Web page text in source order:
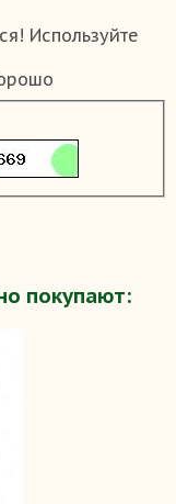
Используйте
покупают: